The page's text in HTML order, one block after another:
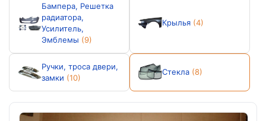
Бампера, Решетка
радиатора,
Усилитель,
Эмблемы (9)
Крылья (4)
Ручки, троса двери,
замки (10)
Стекла (8)